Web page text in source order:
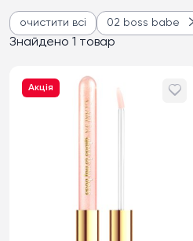
Знайдено 1 товар
очистити всі 02 boss babe
Акція